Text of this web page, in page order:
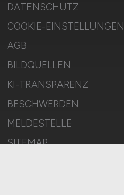
DATENSCHUTZ
COOKIE-EINSTELLUNGEN
AGB
BILDQUELLEN
KI-TRANSPARENZ
BESCHWERDEN
MELDESTELLE
SITEMAP